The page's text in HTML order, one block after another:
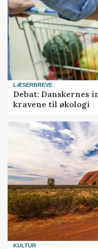
LÆSERBREVE
Debat: Danskernes
kravene til økologi
KULTUR